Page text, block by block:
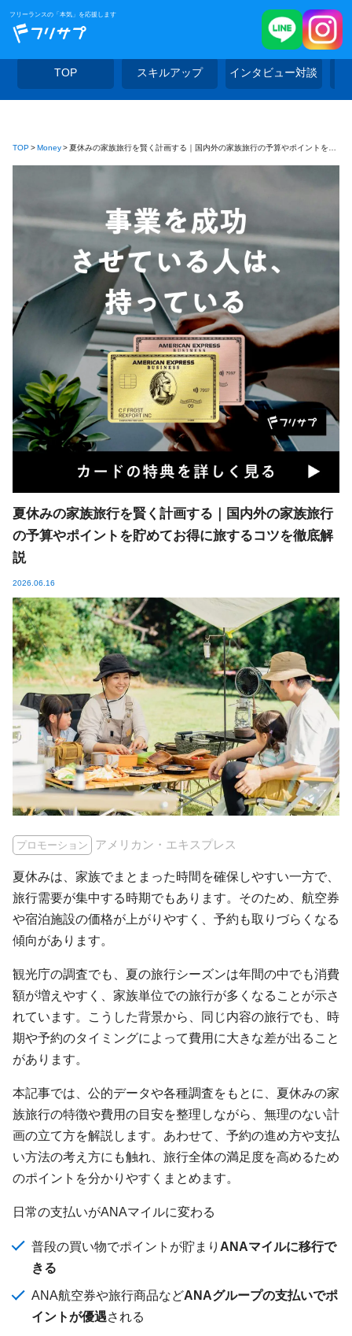
フリーランスの「本気」を応援します
TOP スキルアップ インタビュー対談
TOP Money 夏休みの家族旅行を賢く計画する｜国内外の家族旅行の予算やポイントを貯めてお得に旅するコツを徹底解説
夏休みの家族旅行を賢く計画する｜国内外の家族旅行
の予算やポイントを貯めてお得に旅するコツを徹底解
説
2026.06.16
プロモーション アメリカン・エキスプレス
夏休みは、家族でまとまった時間を確保しやすい一方で、
旅行需要が集中する時期でもあります。そのため、航空券
や宿泊施設の価格が上がりやすく、予約も取りづらくなる
傾向があります。
観光庁の調査でも、夏の旅行シーズンは年間の中でも消費
額が増えやすく、家族単位での旅行が多くなることが示さ
れています。こうした背景から、同じ内容の旅行でも、時
期や予約のタイミングによって費用に大きな差が出ること
があります。
本記事では、公的データや各種調査をもとに、夏休みの家
族旅行の特徴や費用の目安を整理しながら、無理のない計
画の立て方を解説します。あわせて、予約の進め方や支払
い方法の考え方にも触れ、旅行全体の満足度を高めるため
のポイントを分かりやすくまとめます。
日常の支払いがANAマイルに変わる
普段の買い物でポイントが貯まり ANAマイルに移行で
きる
ANA航空券や旅行商品などANAグループの支払いでポ
イントが優遇される